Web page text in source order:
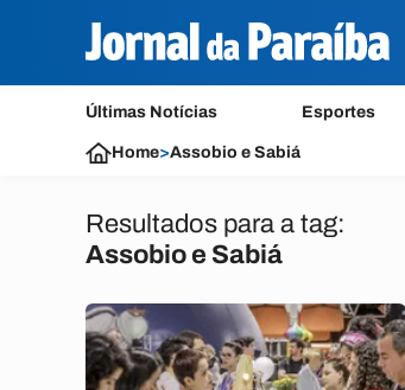
Últimas Notícias Esportes
Home>Assobio e Sabiá
Resultados para a tag:
Assobio e Sabiá